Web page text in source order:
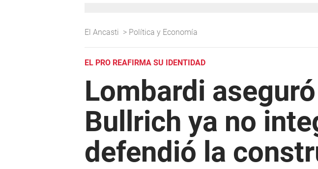
El Ancasti > Política y Economía
EL PRO REAFIRMA SU IDENTIDAD
Lombardi
Bullrich ya no
defendió la